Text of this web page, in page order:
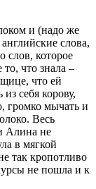
и (надо же
слова,
слов, которое
что знала –
что ей
себя корову,
громко мычать и
Весь
Алина не
в мягкой
так кропотливо
не пошла и к